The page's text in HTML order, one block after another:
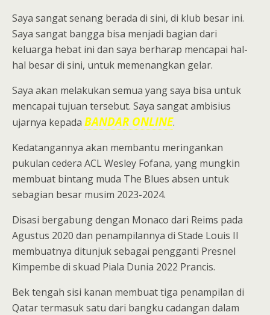
Saya sangat senang berada di sini, di klub besar ini.
Saya sangat bangga bisa menjadi bagian dari
keluarga hebat ini dan saya berharap mencapai hal-
hal besar di sini, untuk memenangkan gelar.
Saya akan melakukan semua yang saya bisa untuk
mencapai tujuan tersebut. Saya sangat ambisius
ujarnya kepada BANDAR ONLINE.
Kedatangannya akan membantu meringankan
pukulan cedera ACL Wesley Fofana, yang mungkin
membuat bintang muda The Blues absen untuk
sebagian besar musim 2023-2024.
Disasi bergabung dengan Monaco dari Reims pada
Agustus 2020 dan penampilannya di Stade Louis II
membuatnya ditunjuk sebagai pengganti Presnel
Kimpembe di skuad Piala Dunia 2022 Prancis.
Bek tengah sisi kanan membuat tiga penampilan di
Qatar termasuk satu dari bangku cadangan dalam